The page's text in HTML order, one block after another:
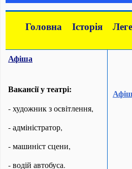
Головна Історія
Афіша
Вакансії у театрі:
- художник з освітлення,
- адміністратор,
- машиніст сцени,
- водій автобуса.